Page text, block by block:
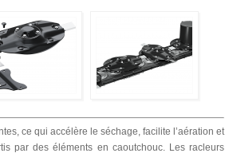
ce qui accélère le séchage, facilite l’aération et
par des éléments en caoutchouc. Les racleurs